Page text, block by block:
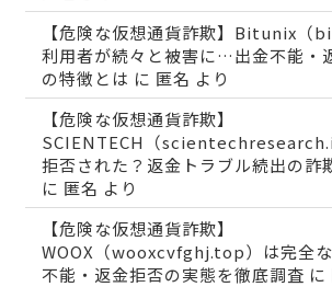
【危険な仮想通貨詐欺】Bitunix（
利用者が続々と被害に…出金不能・
の特徴とは に 匿名 より
【危険な仮想通貨詐欺】
SCIENTECH（
拒否された？返金トラブル続出の詐
に 匿名 より
【危険な仮想通貨詐欺】
WOOX（wooxcvfghj.top）は完全
不能・返金拒否の実態を徹底調査 に